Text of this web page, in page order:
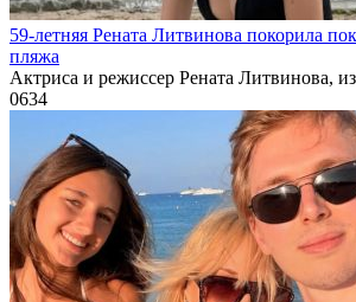
59-летняя Рената Литвинова покорила
пляжа
Актриса и режиссер Рената Литвинова,
0634